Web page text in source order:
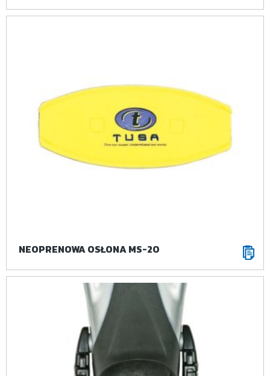
NEOPRENOWA OSŁONA MS-20